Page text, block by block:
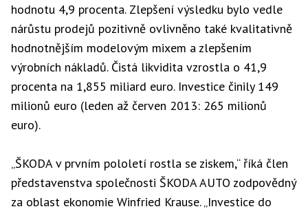
hodnotu 4,9 procenta. Zlepšení výsledku bylo vedle
nárůstu prodejů pozitivně ovlivněno také kvalitativně
hodnotnějším modelovým mixem a zlepšením
výrobních nákladů. Čistá likvidita vzrostla o 41,9
procenta na 1,855 miliard euro. Investice činily 149
milionů euro (leden až červen 2013: 265 milionů
euro).
„ŠKODA v prvním pololetí rostla se ziskem,“ říká člen
představenstva společnosti ŠKODA AUTO zodpovědný
za oblast ekonomie Winfried Krause. „Investice do